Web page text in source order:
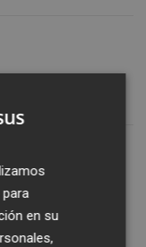
a las
2024 y
de
en su